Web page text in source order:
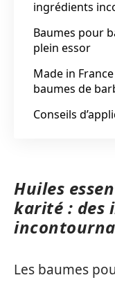
ingrédients
Baumes pour
plein essor
Made in
baumes de
Conseils
Huiles
karité : des
Les baumes